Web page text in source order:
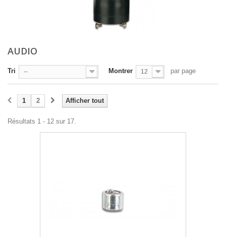
AUDIO
Tri -- Montrer 12 par page
Afficher tout
1 2
Résultats 1 - 12 sur 17.